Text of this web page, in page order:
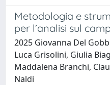
Metodologia e
per l’analisi sul
2025 Giovanna Del
Luca Grisolini, Giulia
Maddalena Branchi,
Naldi